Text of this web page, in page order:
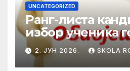
UNCATEGORIZED
Ранг-листа
избор ученика
школској 2025/
2. ЈУН 2026. SKOLA